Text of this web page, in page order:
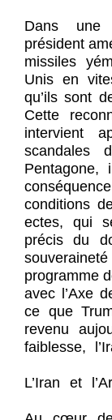
Dans une
président
missiles
Unis en
qu’ils sont
Cette
intervient
scandales
Pentagone,
conditions
ectes, qui
précis du
programme
avec l’Axe
ce que
revenu
faiblesse,
L’Iran et